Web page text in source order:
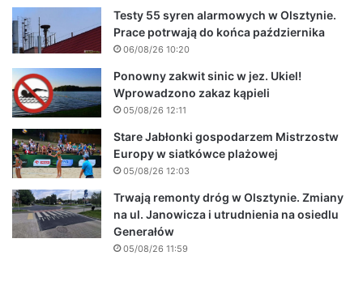
Testy 55 syren alarmowych w Olsztynie.
Prace potrwają do końca października
06/08/26 10:20
Ponowny zakwit sinic w jez. Ukiel!
Wprowadzono zakaz kąpieli
05/08/26 12:11
Stare Jabłonki gospodarzem Mistrzostw
Europy w siatkówce plażowej
05/08/26 12:03
Trwają remonty dróg w Olsztynie. Zmiany
na ul. Janowicza i utrudnienia na osiedlu
Generałów
05/08/26 11:59